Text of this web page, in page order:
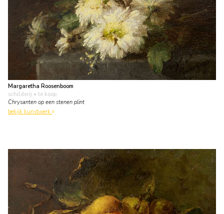
Margaretha Roosenboom
schilderij • te koop
Chrysanten op een stenen plint
bekijk kunstwerk